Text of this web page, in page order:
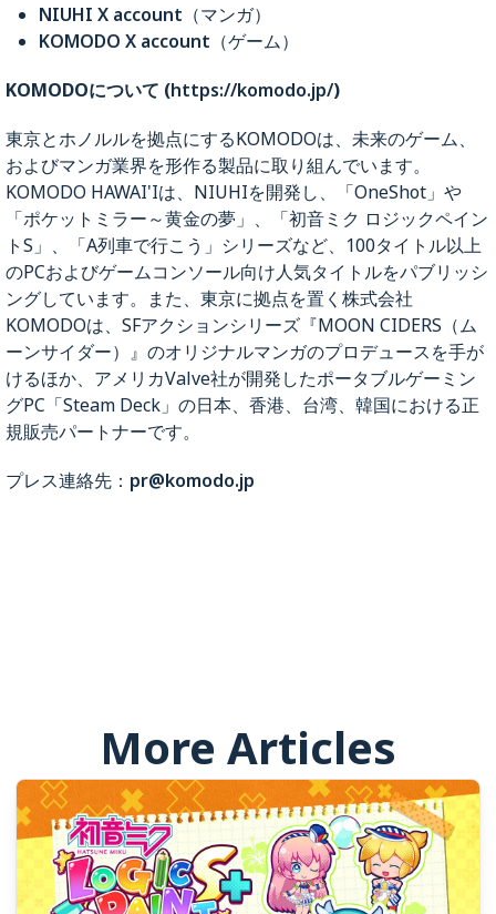
NIUHI X account （マンガ）
KOMODO X account （ゲーム）
KOMODOについて (https://komodo.jp/)
東京とホノルルを拠点にするKOMODOは、未来のゲーム、
およびマンガ業界を形作る製品に取り組んでいます。
KOMODO HAWAI'Iは、NIUHIを開発し、「OneShot」や
「ポケットミラー～黄金の夢」、「初音ミク ロジックペイン
トS」、「A列車で行こう」シリーズなど、100タイトル以上
のPCおよびゲームコンソール向け人気タイトルをパブリッシ
ングしています。また、東京に拠点を置く株式会社
KOMODOは、SFアクションシリーズ『MOON CIDERS（ム
ーンサイダー）』のオリジナルマンガのプロデュースを手が
けるほか、アメリカValve社が開発したポータブルゲーミン
グPC「Steam Deck」の日本、香港、台湾、韓国における正
規販売パートナーです。
プレス連絡先： pr@komodo.jp
More Articles